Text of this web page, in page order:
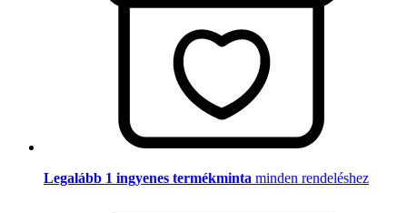
Legalább 1 ingyenes termékminta minden rendeléshez